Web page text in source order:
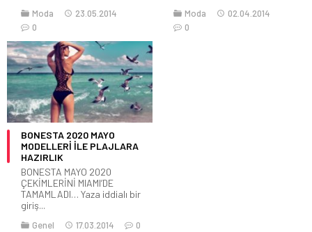
Moda
23.05.2014
0
Moda
02.04.2014
0
BONESTA 2020 MAYO
MODELLERİ İLE PLAJLARA
HAZIRLIK
BONESTA MAYO 2020
ÇEKİMLERİNİ MIAMI’DE
TAMAMLADI… Yaza iddialı bir
giriş...
Genel 17.03.2014 0